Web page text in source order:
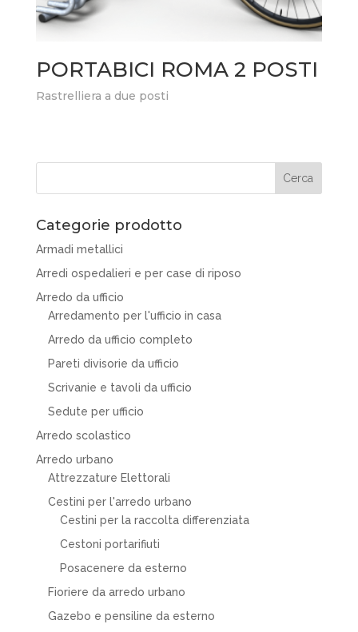
PORTABICI ROMA 2 POSTI
Rastrelliera a due posti
Categorie prodotto
Armadi metallici
Arredi ospedalieri e per case di riposo
Arredo da ufficio
Arredamento per l'ufficio in casa
Arredo da ufficio completo
Pareti divisorie da ufficio
Scrivanie e tavoli da ufficio
Sedute per ufficio
Arredo scolastico
Arredo urbano
Attrezzature Elettorali
Cestini per l'arredo urbano
Cestini per la raccolta differenziata
Cestoni portarifiuti
Posacenere da esterno
Fioriere da arredo urbano
Gazebo e pensiline da esterno